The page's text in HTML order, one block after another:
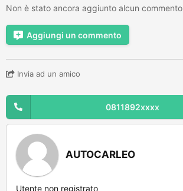
Non è stato ancora aggiunto alcun commento
Aggiungi un commento
Invia ad un amico
0811892xxxx
AUTOCARLEO
Utente non registrato